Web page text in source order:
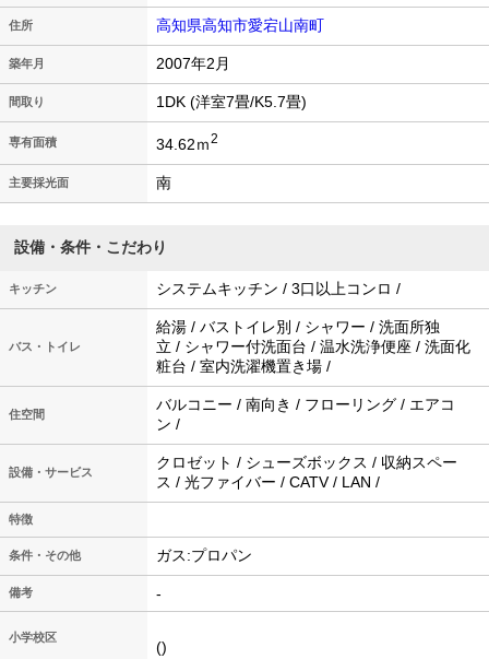
住所 高知県高知市愛宕山南町
築年月 2007年2月
間取り 1DK (洋室7畳/K5.7畳)
専有面積 34.62ｍ2
主要採光面 南
設備・条件・こだわり
キッチン システムキッチン / 3口以上コンロ /
バス・トイレ
給湯 / バストイレ別 / シャワー / 洗面所独
立 / シャワー付洗面台 / 温水洗浄便座 / 洗面化
粧台 / 室内洗濯機置き場 /
住空間
バルコニー / 南向き / フローリング / エアコ
ン /
設備・サービス
クロゼット / シューズボックス / 収納スペー
ス / 光ファイバー / CATV / LAN /
特徴
条件・その他 ガス:プロパン
備考 -
小学校区
()